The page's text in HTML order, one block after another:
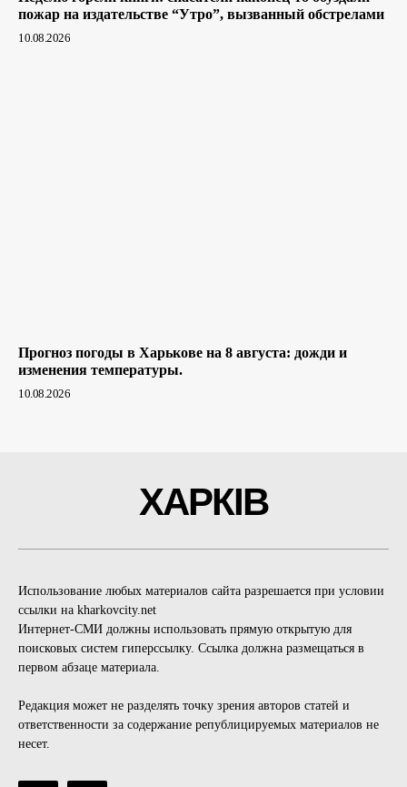
пожар на издательстве “Утро”, вызванный обстрелами
10.08.2026
Прогноз погоды в Харькове на 8 августа: дожди и
изменения температуры.
10.08.2026
ХАРКІВ
Использование любых материалов сайта разрешается при условии
ссылки на kharkovcity.net
Интернет-СМИ должны использовать прямую открытую для
поисковых систем гиперссылку. Ссылка должна размещаться в
первом абзаце материала.
Редакция может не разделять точку зрения авторов статей и
ответственности за содержание републицируемых материалов не
несет.